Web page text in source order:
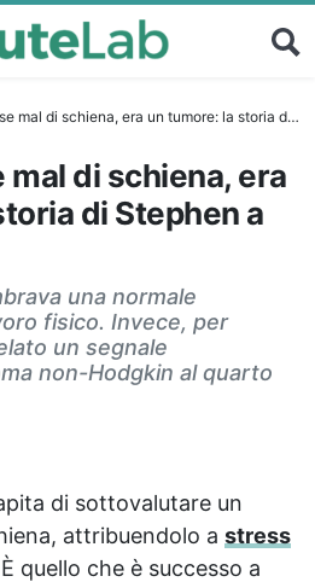
di schiena, era un tumore: la storia di Stephen a 33 anni
mal di schiena, era
di Stephen a
una normale
fisico. Invece, per
un segnale
non-Hodgkin al quarto
di sottovalutare un
attribuendolo a stress
quello che è successo a